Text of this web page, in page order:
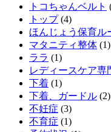
トコちゃんベルト
トップ(4)
ほんじょう保育ル
マタニティ整体 (1)
ララ (1)
レディースケア専
下着 (1)
下着、ガードル (2)
不妊症 (3)
不育症 (1)